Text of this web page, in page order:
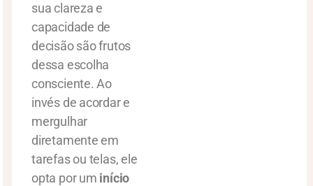
sua clareza e
capacidade de
decisão são frutos
dessa escolha
consciente. Ao
invés de acordar e
mergulhar
diretamente em
tarefas ou telas, ele
opta por um início